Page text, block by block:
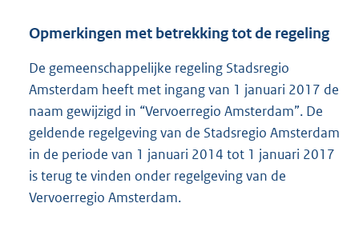
Opmerkingen met betrekking tot de regeling
De gemeenschappelijke regeling Stadsregio
Amsterdam heeft met ingang van 1 januari 2017 de
naam gewijzigd in “Vervoerregio Amsterdam”. De
geldende regelgeving van de Stadsregio Amsterdam
in de periode van 1 januari 2014 tot 1 januari 2017
is terug te vinden onder regelgeving van de
Vervoerregio Amsterdam.